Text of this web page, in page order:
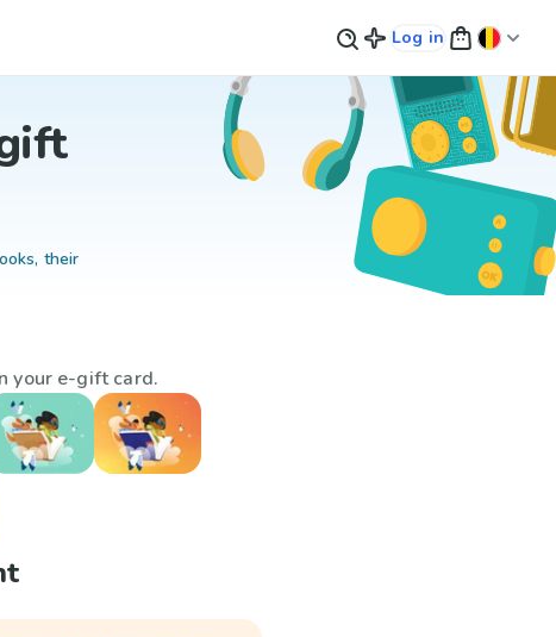
Log in
their
your e-gift card.